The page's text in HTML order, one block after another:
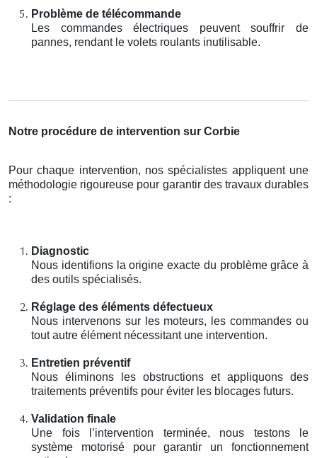
Problème de télécommande
Les commandes électriques peuvent souffrir de
pannes, rendant le volets roulants inutilisable.
Notre procédure de intervention sur Corbie
Pour chaque intervention, nos spécialistes appliquent une
méthodologie rigoureuse pour garantir des travaux durables
:
Diagnostic
Nous identifions la origine exacte du problème grâce à
des outils spécialisés.
Réglage des éléments défectueux
Nous intervenons sur les moteurs, les commandes ou
tout autre élément nécessitant une intervention.
Entretien préventif
Nous éliminons les obstructions et appliquons des
traitements préventifs pour éviter les blocages futurs.
Validation finale
Une fois l’intervention terminée, nous testons le
système motorisé pour garantir un fonctionnement